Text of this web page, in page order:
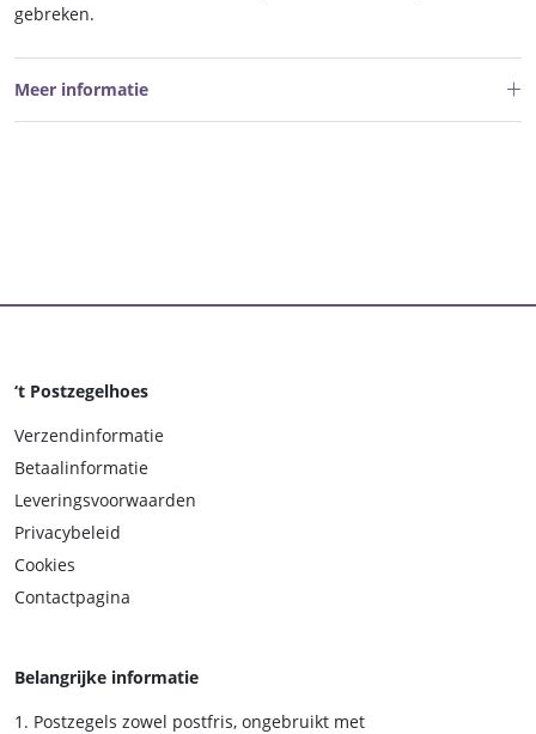
gebreken.
Meer informatie
‘t Postzegelhoes
Verzendinformatie
Betaalinformatie
Leveringsvoorwaarden
Privacybeleid
Cookies
Contactpagina
Belangrijke informatie
Postzegels zowel postfris, ongebruikt met